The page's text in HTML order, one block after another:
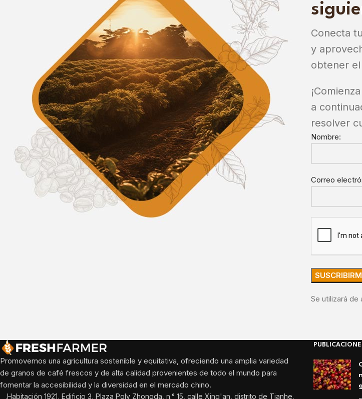
Conecta
y
obtener
a
resolver
Nombre:
Correo
Se utilizará de
Promovemos una agricultura sostenible y equitativa, ofreciendo una amplia variedad
de granos de café frescos y de alta calidad provenientes de todo el mundo para
fomentar la accesibilidad y la diversidad en el mercado chino.
Habitación 1921, Edificio 3, Plaza Poly Zhongda, n.° 15, calle Xing'an, distrito de Tianhe,